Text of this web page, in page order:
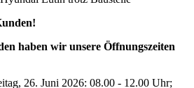
haben wir unsere Öffnungszeiten
26. Juni 2026: 08.00 - 12.00 Uhr;